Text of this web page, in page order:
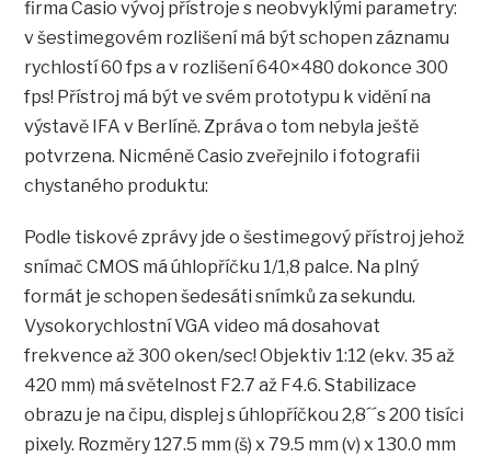
firma Casio vývoj přístroje s neobvyklými parametry:
v šestimegovém rozlišení má být schopen záznamu
rychlostí 60 fps a v rozlišení 640×480 dokonce 300
fps! Přístroj má být ve svém prototypu k vidění na
výstavě IFA v Berlíně. Zpráva o tom nebyla ještě
potvrzena. Nicméně Casio zveřejnilo i fotografii
chystaného produktu:
Podle tiskové zprávy jde o šestimegový přístroj jehož
snímač CMOS má úhlopříčku 1/1,8 palce. Na plný
formát je schopen šedesáti snímků za sekundu.
Vysokorychlostní VGA video má dosahovat
frekvence až 300 oken/sec! Objektiv 1:12 (ekv. 35 až
420 mm) má světelnost F2.7 až F4.6. Stabilizace
obrazu je na čipu, displej s úhlopříčkou 2,8´´s 200 tisíci
pixely. Rozměry 127.5 mm (š) x 79.5 mm (v) x 130.0 mm